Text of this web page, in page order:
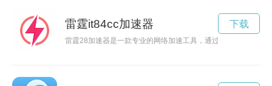
雷霆it84cc加速器
雷霆28加速器是一款专业的网络加速工具，通过优化网络环境
下载